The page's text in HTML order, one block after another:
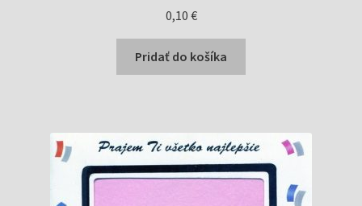
0,10 €
Pridať do košíka